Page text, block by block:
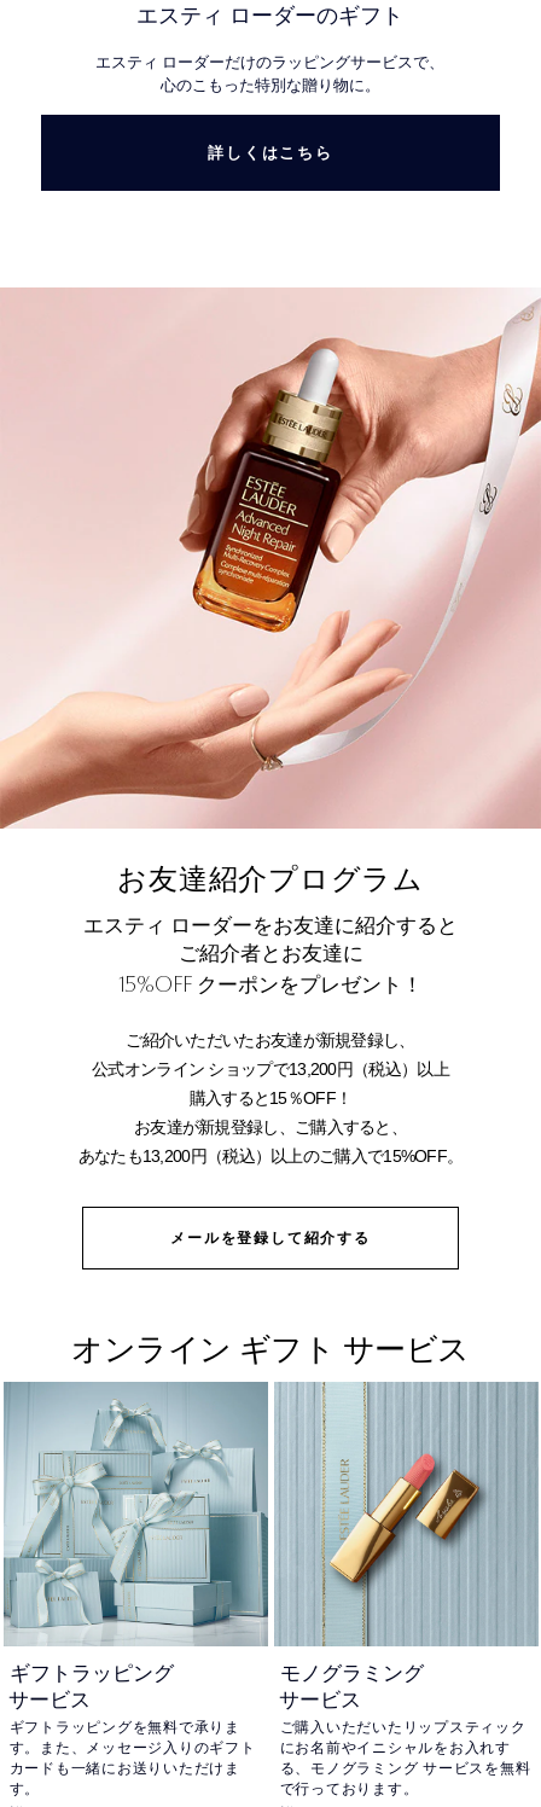
エスティ ローダーのギフト
エスティ ローダーだけのラッピングサービスで、
心のこもった特別な贈り物に。
詳しくはこちら
お友達紹介プログラム
エスティ ローダーをお友達に紹介すると
ご紹介者とお友達に
15%OFFクーポンをプレゼント！
ご紹介いただいたお友達が新規登録し、
公式オンライン ショップで13,200円（税込）以上
購入すると15％OFF！
お友達が新規登録し、ご購入すると、
あなたも13,200円（税込）以上のご購入で15%OFF。
メールを登録して紹介する
オンライン ギフト サービス
ギフトラッピング
サービス
ギフトラッピングを無料で承りま
す。また、メッセージ入りのギフト
カードも一緒にお送りいただけま
す。
モノグラミング
サービス
ご購入いただいたリップスティック
にお名前やイニシャルをお入れす
る、モノグラミング サービスを無料
で行っております。